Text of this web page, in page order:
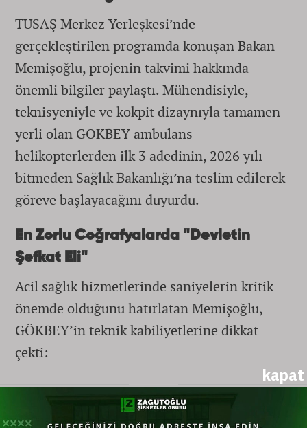
kapat
TUSAŞ Merkez Yerleşkesi’nde
gerçekleştirilen programda konuşan Bakan
Memişoğlu, projenin takvimi hakkında
önemli bilgiler paylaştı. Mühendisiyle,
teknisyeniyle ve kokpit dizaynıyla tamamen
yerli olan GÖKBEY ambulans
helikopterlerden ilk 3 adedinin, 2026 yılı
bitmeden Sağlık Bakanlığı’na teslim edilerek
göreve başlayacağını duyurdu.
En Zorlu Coğrafyalarda "Devletin
Şefkat Eli"
Acil sağlık hizmetlerinde saniyelerin kritik
önemde olduğunu hatırlatan Memişoğlu,
GÖKBEY’in teknik kabiliyetlerine dikkat
çekti:
"GÖKBEY, en zorlu coğrafya şartlarında ve